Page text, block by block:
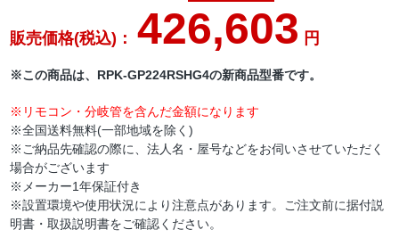
販売価格(税込)：426,603 円
※この商品は、RPK-GP224RSHG4の新商品型番です。
※リモコン・分岐管を含んだ金額になります
※全国送料無料(一部地域を除く)
※ご納品先確認の際に、法人名・屋号などをお伺いさせていただく
場合がございます
※メーカー1年保証付き
※設置環境や使用状況により注意点があります。ご注文前に据付説
明書・取扱説明書をご確認ください。